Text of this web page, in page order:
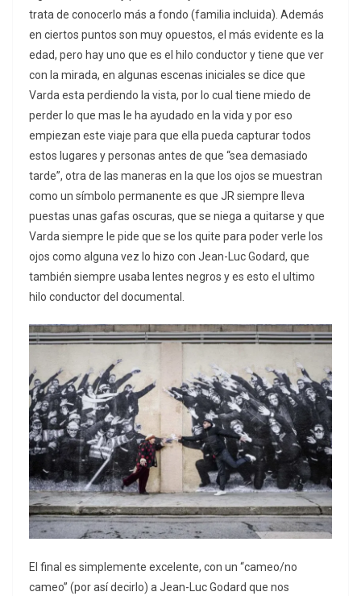
trata de conocerlo más a fondo (familia incluida). Además
en ciertos puntos son muy opuestos, el más evidente es la
edad, pero hay uno que es el hilo conductor y tiene que ver
con la mirada, en algunas escenas iniciales se dice que
Varda esta perdiendo la vista, por lo cual tiene miedo de
perder lo que mas le ha ayudado en la vida y por eso
empiezan este viaje para que ella pueda capturar todos
estos lugares y personas antes de que “sea demasiado
tarde”, otra de las maneras en la que los ojos se muestran
como un símbolo permanente es que JR siempre lleva
puestas unas gafas oscuras, que se niega a quitarse y que
Varda siempre le pide que se los quite para poder verle los
ojos como alguna vez lo hizo con Jean-Luc Godard, que
también siempre usaba lentes negros y es esto el ultimo
hilo conductor del documental.
El final es simplemente excelente, con un “cameo/no
cameo” (por así decirlo) a Jean-Luc Godard que nos